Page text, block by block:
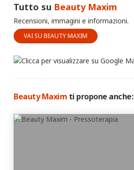
Tutto su Beauty Maxim
Recensioni, immagini e informazioni.
VAI SU BEAUTY MAXIM
Beauty Maxim ti propone anche: